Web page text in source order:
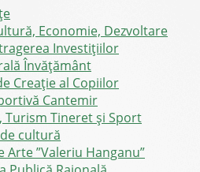
Economie, Dezvoltare
Investițiilor
Învățământ
Creație al Copiilor
Cantemir
Turism Tineret și Sport
cultură
Arte ”Valeriu Hanganu”